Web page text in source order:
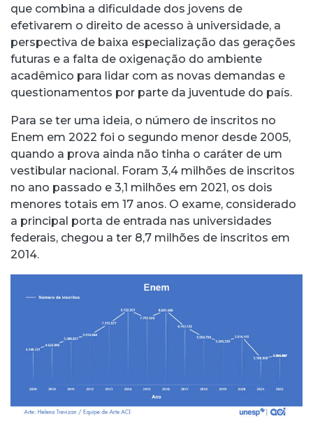
que combina a dificuldade dos jovens de
efetivarem o direito de acesso à universidade, a
perspectiva de baixa especialização das gerações
futuras e a falta de oxigenação do ambiente
acadêmico para lidar com as novas demandas e
questionamentos por parte da juventude do país.
Para se ter uma ideia, o número de inscritos no
Enem em 2022 foi o segundo menor desde 2005,
quando a prova ainda não tinha o caráter de um
vestibular nacional. Foram 3,4 milhões de inscritos
no ano passado e 3,1 milhões em 2021, os dois
menores totais em 17 anos. O exame, considerado
a principal porta de entrada nas universidades
federais, chegou a ter 8,7 milhões de inscritos em
2014.